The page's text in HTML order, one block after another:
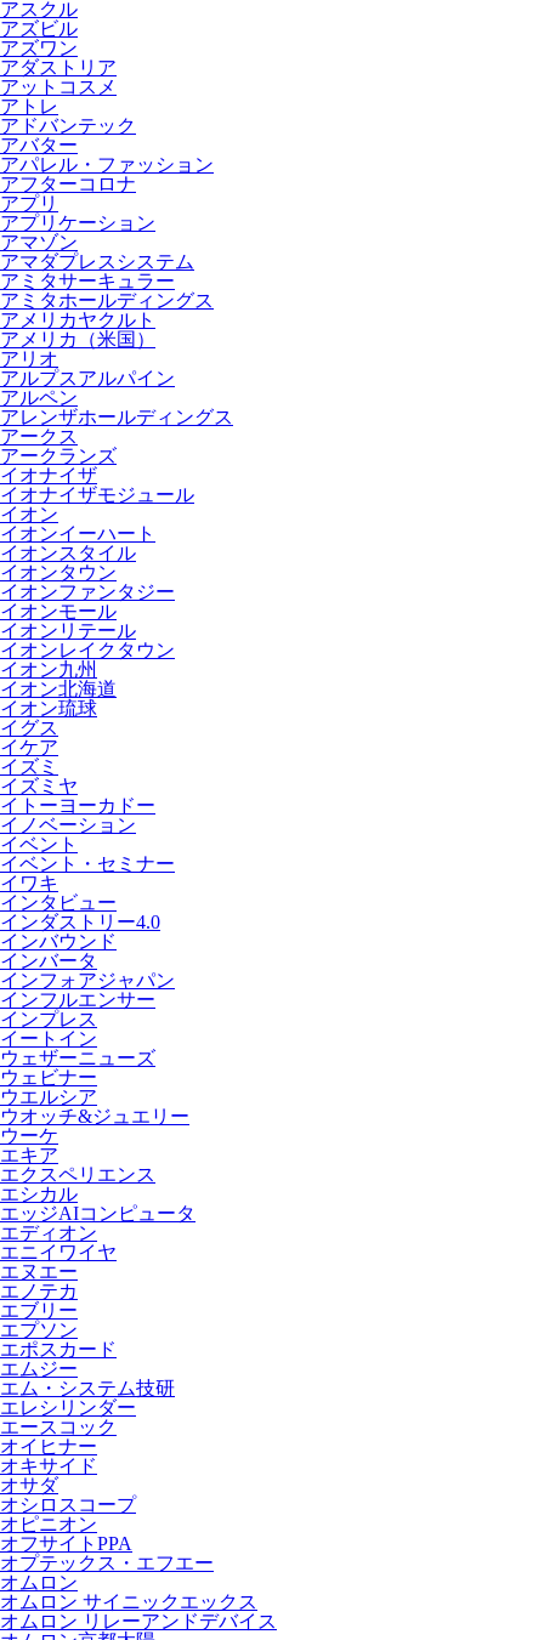
アスクル
アズビル
アズワン
アダストリア
アットコスメ
アトレ
アドバンテック
アバター
アパレル・ファッション
アフターコロナ
アプリ
アプリケーション
アマゾン
アマダプレスシステム
アミタサーキュラー
アミタホールディングス
アメリカヤクルト
アメリカ（米国）
アリオ
アルプスアルパイン
アルペン
アレンザホールディングス
アークス
アークランズ
イオナイザ
イオナイザモジュール
イオン
イオンイーハート
イオンスタイル
イオンタウン
イオンファンタジー
イオンモール
イオンリテール
イオンレイクタウン
イオン九州
イオン北海道
イオン琉球
イグス
イケア
イズミ
イズミヤ
イトーヨーカドー
イノベーション
イベント
イベント・セミナー
イワキ
インタビュー
インダストリー4.0
インバウンド
インバータ
インフォアジャパン
インフルエンサー
インプレス
イートイン
ウェザーニューズ
ウェビナー
ウエルシア
ウオッチ&ジュエリー
ウーケ
エキア
エクスペリエンス
エシカル
エッジAIコンピュータ
エディオン
エニイワイヤ
エヌエー
エノテカ
エブリー
エプソン
エポスカード
エムジー
エム・システム技研
エレシリンダー
エースコック
オイヒナー
オキサイド
オサダ
オシロスコープ
オピニオン
オフサイトPPA
オプテックス・エフエー
オムロン
オムロン サイニックエックス
オムロン リレーアンドデバイス